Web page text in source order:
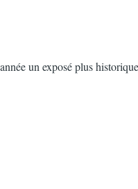
un exposé plus